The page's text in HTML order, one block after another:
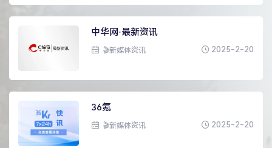
中华网·最新资讯
🎬新媒体资讯 2025-2-20
36氪
🎬新媒体资讯 2025-2-20